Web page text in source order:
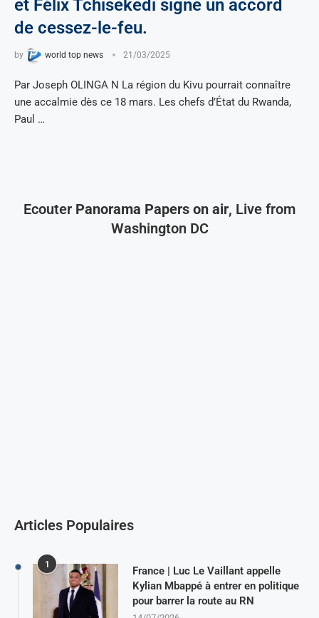
et Félix Tchisekedi signe un accord
de cessez-le-feu.
by world top news 21/03/2025
Par Joseph OLINGA N La région du Kivu pourrait connaître
une accalmie dès ce 18 mars. Les chefs d’État du Rwanda,
Paul …
Ecouter Panorama Papers on air, Live from
Washington DC
Articles Populaires
1
France | Luc Le Vaillant appelle
Kylian Mbappé à entrer en politique
pour barrer la route au RN